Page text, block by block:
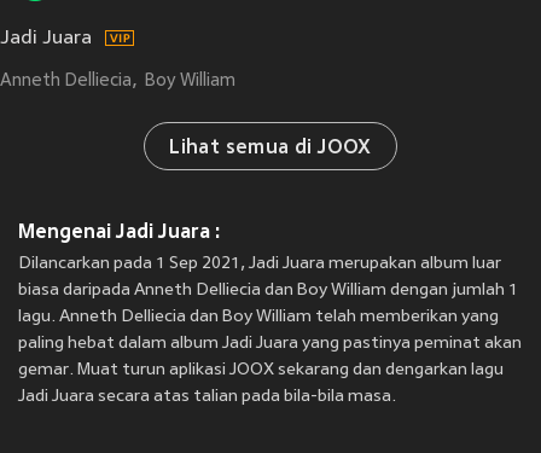
Jadi Juara
Anneth Delliecia Boy William
Lihat semua di JOOX
Mengenai Jadi Juara :
Dilancarkan pada 1 Sep 2021, Jadi Juara merupakan album luar
biasa daripada Anneth Delliecia dan Boy William dengan jumlah 1
lagu. Anneth Delliecia dan Boy William telah memberikan yang
paling hebat dalam album Jadi Juara yang pastinya peminat akan
gemar. Muat turun aplikasi JOOX sekarang dan dengarkan lagu
Jadi Juara secara atas talian pada bila-bila masa.